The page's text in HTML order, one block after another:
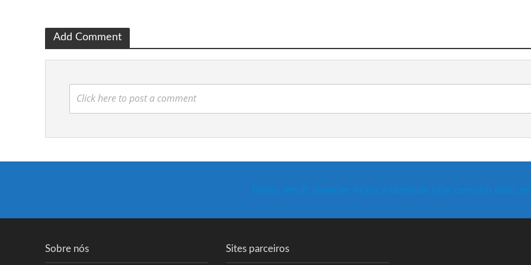
Add Comment
Click here to post a comment
Timão, em 8º, deve ter Araos e Mantuan hoje contra o Galo,
Sobre nós Sites parceiros